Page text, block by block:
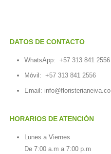
DATOS DE CONTACTO
WhatsApp: +57 313 841 2556
Móvil: +57 313 841 2556
Email: info@floristerianeiva.co
HORARIOS DE ATENCIÓN
Lunes a Viernes
De 7:00 a.m a 7:00 p.m